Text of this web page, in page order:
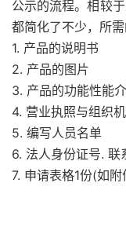
公示的流程。相较
都简化了不少，所需
1. 产品的说明书
2. 产品的图片
3. 产品的功能性能
4. 营业执照与组织
5. 编写人员名单
6. 法人身份证号. 联
7. 申请表格1份(如附